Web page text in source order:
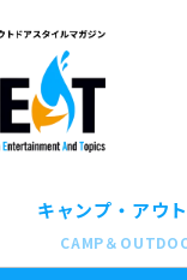
キャンプ・アウ
CAMP＆